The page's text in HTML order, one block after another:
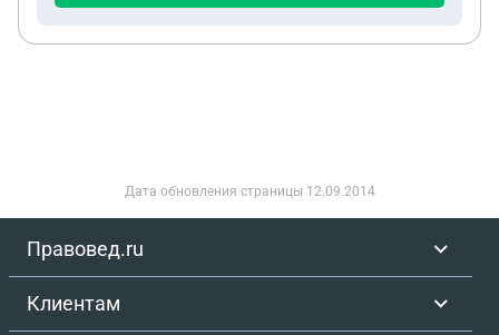
Дата обновления страницы 12.09.2014
Правовед.ru
Клиентам